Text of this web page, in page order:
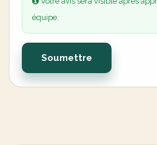
équipe.
Soumettre